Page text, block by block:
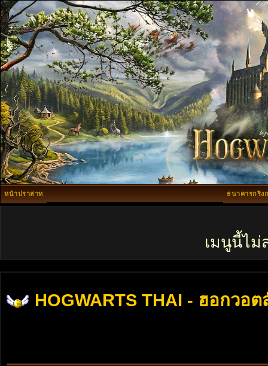
หน้าปราสาท ธนาคารกริง
เมนูนี้ไม่
HOGWARTS THAI - ฮอกวอต